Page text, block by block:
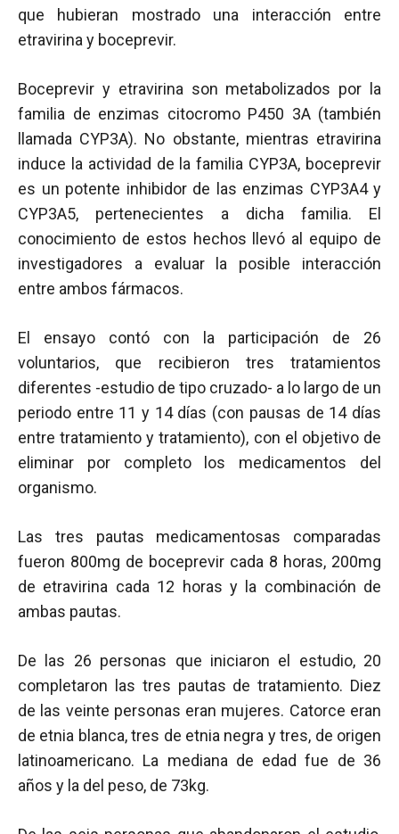
que hubieran mostrado una interacción entre
etravirina y boceprevir.
Boceprevir y etravirina son metabolizados por la
familia de enzimas citocromo P450 3A (también
llamada CYP3A). No obstante, mientras etravirina
induce la actividad de la familia CYP3A, boceprevir
es un potente inhibidor de las enzimas CYP3A4 y
CYP3A5, pertenecientes a dicha familia. El
conocimiento de estos hechos llevó al equipo de
investigadores a evaluar la posible interacción
entre ambos fármacos.
El ensayo contó con la participación de 26
voluntarios, que recibieron tres tratamientos
diferentes -estudio de tipo cruzado- a lo largo de un
periodo entre 11 y 14 días (con pausas de 14 días
entre tratamiento y tratamiento), con el objetivo de
eliminar por completo los medicamentos del
organismo.
Las tres pautas medicamentosas comparadas
fueron 800mg de boceprevir cada 8 horas, 200mg
de etravirina cada 12 horas y la combinación de
ambas pautas.
De las 26 personas que iniciaron el estudio, 20
completaron las tres pautas de tratamiento. Diez
de las veinte personas eran mujeres. Catorce eran
de etnia blanca, tres de etnia negra y tres, de origen
latinoamericano. La mediana de edad fue de 36
años y la del peso, de 73kg.